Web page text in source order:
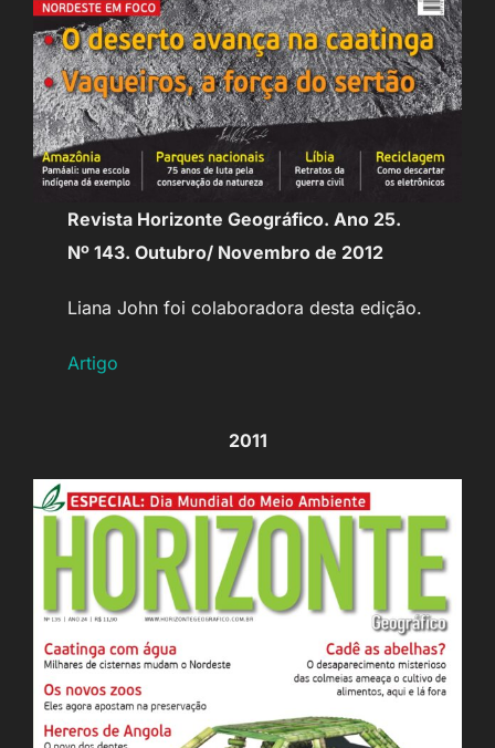
Revista Horizonte Geográfico. Ano 25.
Nº 143. Outubro/ Novembro de 2012
Liana John foi colaboradora desta edição.
Artigo
2011